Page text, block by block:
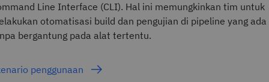
Line Interface (CLI). Hal ini memungkinkan tim untuk
otomatisasi build dan pengujian di pipeline yang ada
bergantung pada alat tertentu.
penggunaan